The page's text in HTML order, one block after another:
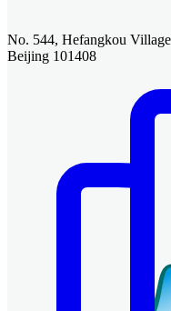
No. 544, Hefangkou
Beijing 101408